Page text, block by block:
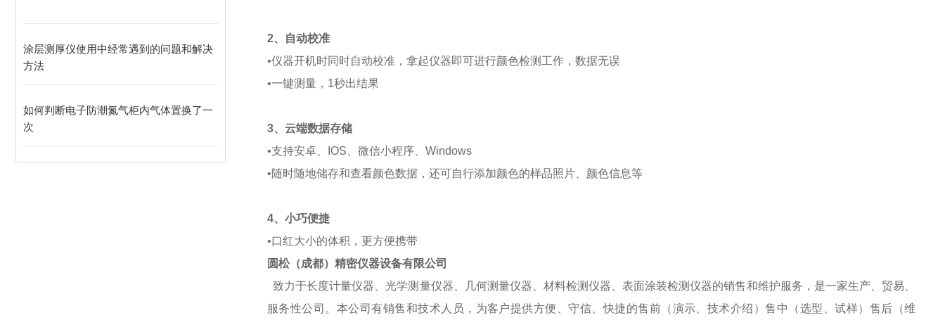
涂层测厚仪使用中经常遇到的问题和解决
方法
如何判断电子防潮氮气柜内气体置换了一
次
2、自动校准
•仪器开机时同时自动校准，拿起仪器即可进行颜色检测工作，数据无误
•一键测量，1秒出结果
3、云端数据存储
•支持安卓、IOS、微信小程序、Windows
•随时随地储存和查看颜色数据，还可自行添加颜色的样品照片、颜色信息等
4、小巧便捷
•口红大小的体积，更方便携带
圆松（成都）精密仪器设备有限公司
致力于长度计量仪器、光学测量仪器、几何测量仪器、材料检测仪器、表面涂装检测仪器的销售和维护服务，是一家生产、贸易、
服务性公司。本公司有销售和技术人员，为客户提供方便、守信、快捷的售前（演示、技术介绍）售中（选型、试样）售后（维